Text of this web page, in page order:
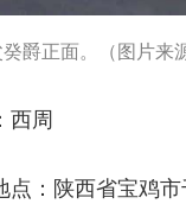
爵正面。（图片来
西周
点：陕西省宝鸡